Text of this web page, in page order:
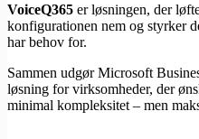
VoiceQ365 er løsningen, der
konfigurationen nem og styrker
har behov for.
Sammen udgør Microsoft
løsning for virksomheder, der
minimal kompleksitet – men